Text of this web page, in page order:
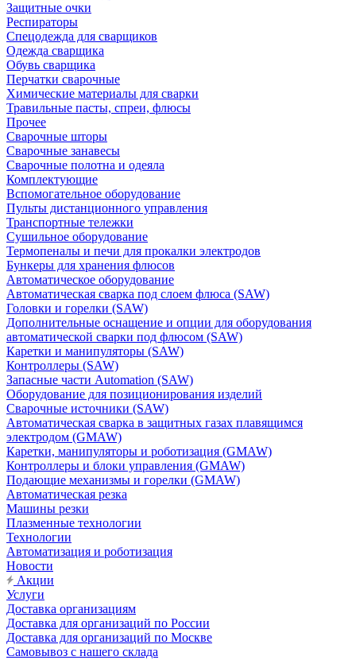
Защитные очки
Респираторы
Спецодежда для сварщиков
Одежда сварщика
Обувь сварщика
Перчатки сварочные
Химические материалы для сварки
Травильные пасты, спреи, флюсы
Прочее
Сварочные шторы
Сварочные занавесы
Сварочные полотна и одеяла
Комплектующие
Вспомогательное оборудование
Пульты дистанционного управления
Транспортные тележки
Сушильное оборудование
Термопеналы и печи для прокалки электродов
Бункеры для хранения флюсов
Автоматическое оборудование
Автоматическая сварка под слоем флюса (SAW)
Головки и горелки (SAW)
Дополнительные оснащение и опции для оборудования
автоматической сварки под флюсом (SAW)
Каретки и манипуляторы (SAW)
Контроллеры (SAW)
Запасные части Automation (SAW)
Оборудование для позиционирования изделий
Сварочные источники (SAW)
Автоматическая сварка в защитных газах плавящимся
электродом (GMAW)
Каретки, манипуляторы и роботизация (GMAW)
Контроллеры и блоки управления (GMAW)
Подающие механизмы и горелки (GMAW)
Автоматическая резка
Машины резки
Плазменные технологии
Технологии
Автоматизация и роботизация
Новости
Акции
Услуги
Доставка организациям
Доставка для организаций по России
Доставка для организаций по Москве
Самовывоз с нашего склада